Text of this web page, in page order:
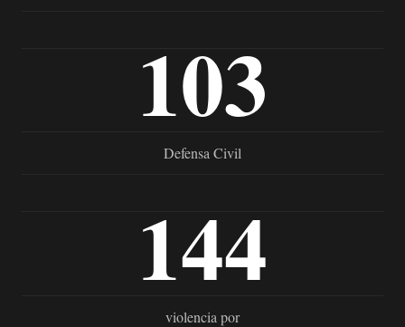
103
Defensa Civil
144
violencia por